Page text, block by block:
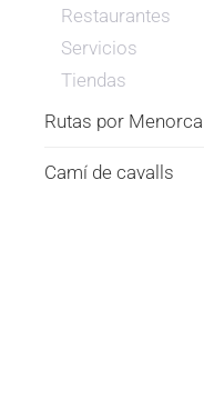
Restaurantes
Servicios
Tiendas
Rutas por Menorca
Camí de cavalls